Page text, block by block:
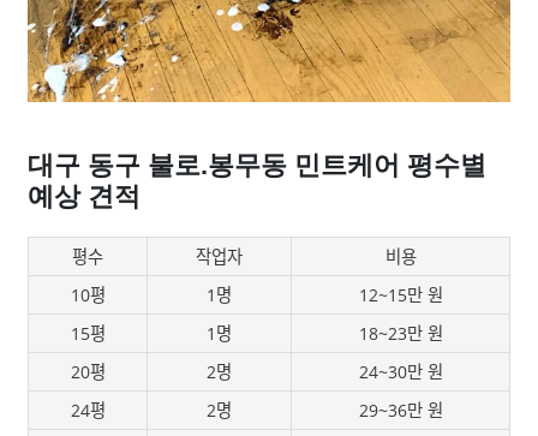
대구 동구 불로.봉무동 민트케어 평수별
예상 견적
평수 작업자
비용
10평
1명
12~15만 원
15평
1명
18~23만 원
20평
2명
24~30만 원
24평
2명
29~36만 원